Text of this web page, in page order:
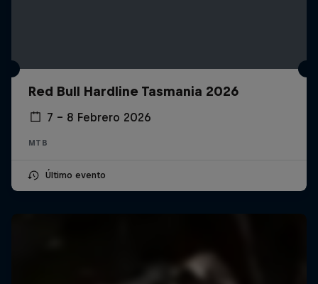
Red Bull Hardline Tasmania 2026
7 – 8 Febrero 2026
MTB
Último evento